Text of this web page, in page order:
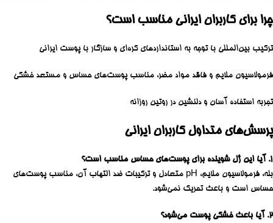
چرا برای کاربران ایرانی مناسب است؟
ترکیب بین‌المللی با توجه به استانداردهای کره‌ای و سازگار با پوست ایرانی
فرمولاسیون ملایم و فاقد مواد مضر، مناسب پوست‌های حساس و مستعد خشکی
تجربه استفاده آسان و دلنشین در روتین روزانه
پرسش‌های متداول کاربران ایرانی
۱. آیا این ژل شوینده برای پوست‌های حساس مناسب است؟
بله، فرمولاسیون ملایم، pH متعادل و ترکیبات ضد التهاب آن، مناسب پوست‌های
حساس است و باعث تحریک نمی‌شود.
۲. آیا باعث خشکی پوست می‌شود؟